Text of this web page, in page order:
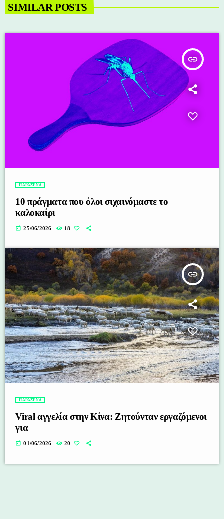
SIMILAR POSTS
insert_link
ΠΑΡΑΞΕΝΑ
10 πράγματα που όλοι σιχαινόμαστε το
καλοκαίρι
today 25/06/2026 18
insert_link
ΠΑΡΑΞΕΝΑ
Viral αγγελία στην Κίνα: Ζητούνταν εργαζόμενοι
για
today 01/06/2026 20